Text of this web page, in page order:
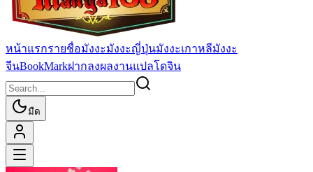
หน้าแรกรายชื่อมังงะมังงะญี่ปุ่นมังงะเกาหลีมังงะ
จีนBookMarkฝากลงผลงานแปลโดจิน
มืด